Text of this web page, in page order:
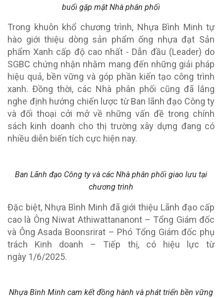
buổi gặp mặt Nhà phân phối
Trong khuôn khổ chương trình, Nhựa Bình Minh tự
hào giới thiệu dòng sản phẩm ống nhựa đạt Sản
phẩm Xanh cấp độ cao nhất - Dẫn đầu (Leader) do
SGBC chứng nhận nhằm mang đến những giải pháp
hiệu quả, bền vững và góp phần kiến tạo công trình
xanh. Đồng thời, các Nhà phân phối cũng đã lắng
nghe định hướng chiến lược từ Ban lãnh đạo Công ty
và đối thoại cởi mở về những vấn đề trong chính
sách kinh doanh cho thị trường xây dựng đang có
nhiều diễn biến tích cực hiện nay.
Ban Lãnh đạo Công ty và các Nhà phân phối giao lưu tại
chương trình
Đặc biệt, Nhựa Bình Minh đã giới thiệu Lãnh đạo cấp
cao là Ông Niwat Athiwattananont – Tổng Giám đốc
và Ông Asada Boonsrirat – Phó Tổng Giám đốc phụ
trách Kinh doanh – Tiếp thị, có hiệu lực từ
ngày 1/6/2025.
Nhựa Bình Minh cam kết đồng hành và phát triển bền vững